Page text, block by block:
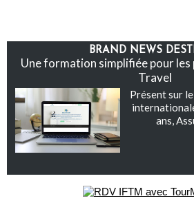
BRAND NEWS
Une formation simplifiée pour
Travel
Présent sur
ans,